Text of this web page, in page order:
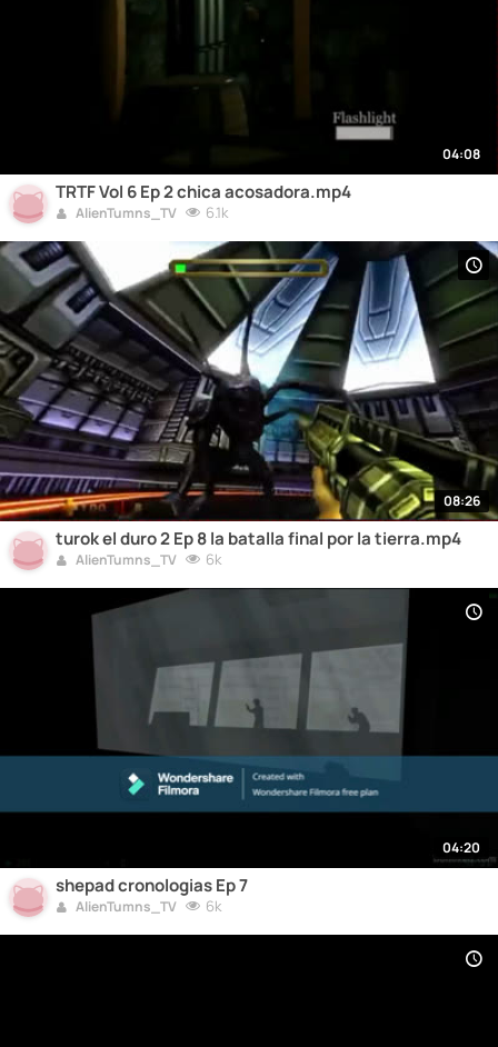
04:08
TRTF Vol 6 Ep 2 chica acosadora.mp4
AlienTumns_TV 6.1k
08:26
turok el duro 2 Ep 8 la batalla final por la tierra.mp4
AlienTumns_TV 6k
04:20
shepad cronologias Ep 7
AlienTumns_TV 6k